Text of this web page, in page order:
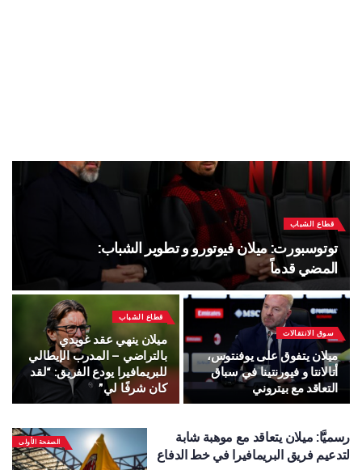
قطاع الشباب
توتوسبورت: ميلان فيوتورو و تطوير الشباب:
المضي قدماً
سوق الانتقالات
ميلان يتفوق على يوفنتوس،
أتالانتا و فيورنتينا في سباق
التعاقد مع بيتروني
قطاع الشباب
ميلان ينهي عقد غويدي
بالتراضي – المدرب الإيطالي
للبريمافيرا يودع الفريق: “لقد
كان شرفًا لي”
الصفحة الأولى
رسميََّا: ميلان يتعاقد مع موهبة شابة
لتدعيم فريق البريمافيرا في خط الدفاع